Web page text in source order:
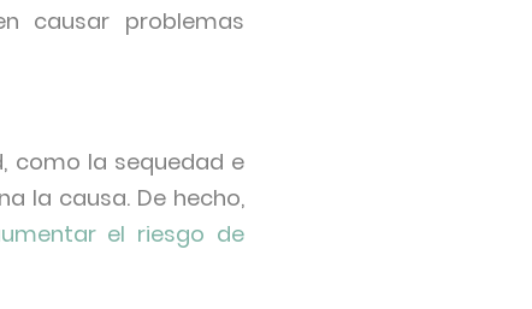
causar problemas
como la sequedad e
la causa. De hecho,
el riesgo de